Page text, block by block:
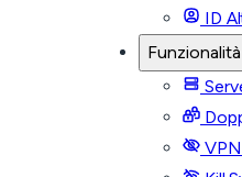
ID
Funzionalità